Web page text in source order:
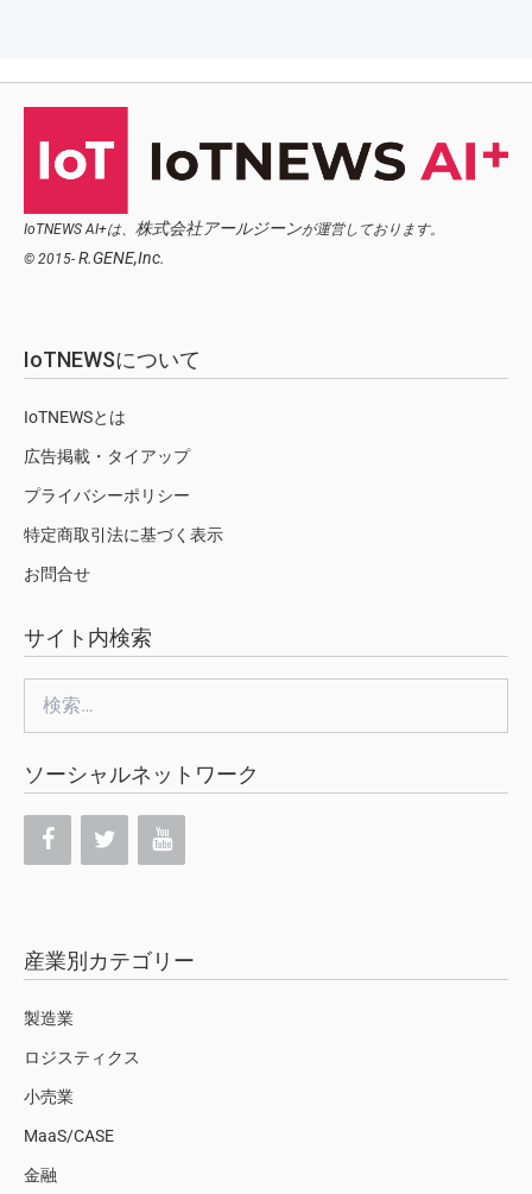
IoTNEWS AI+は、 株式会社アールジーンが運営しております。
© 2015- R.GENE,Inc.
IoTNEWSについて
IoTNEWSとは
広告掲載・タイアップ
プライバシーポリシー
特定商取引法に基づく表示
お問合せ
サイト内検索
索:
ソーシャルネットワーク
産業別カテゴリー
製造業
ロジスティクス
小売業
MaaS/CASE
金融